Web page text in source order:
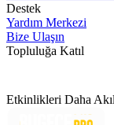
Destek
Yardım Merkezi
Bize Ulaşın
Topluluğa Katıl
Etkinlikleri Daha